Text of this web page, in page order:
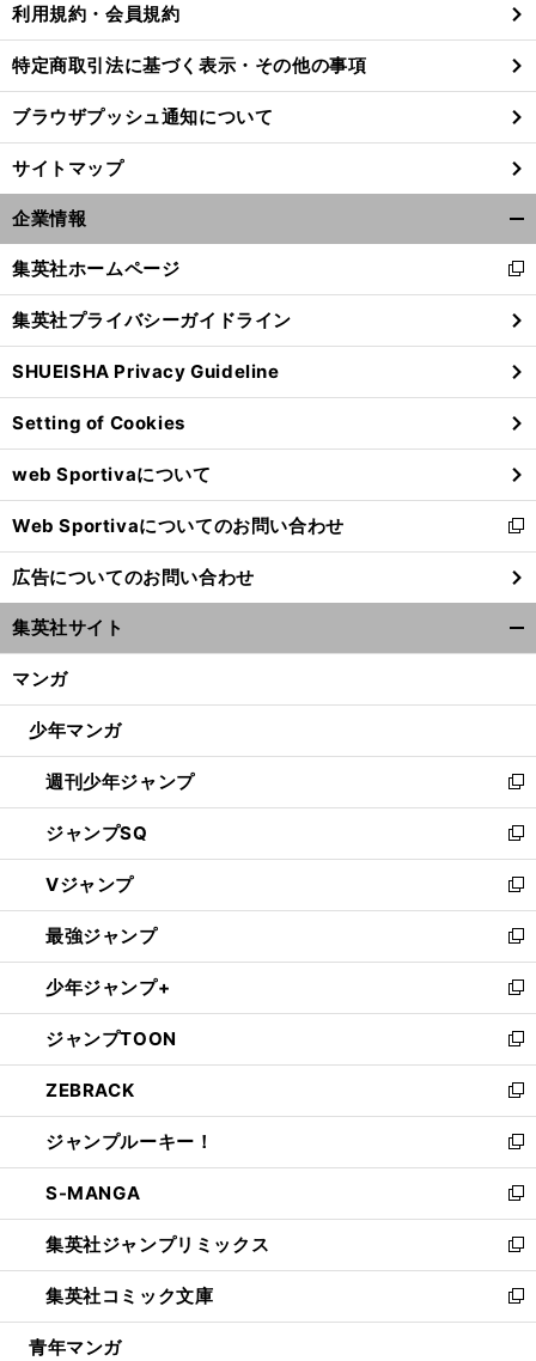
利用規約・会員規約
特定商取引法に基づく表示・その他の事項
ブラウザプッシュ通知について
サイトマップ
企業情報
閉
る
集英社ホームページ
新
し
い
ウ
ィ
ン
ド
ウ
で
開
く
集英社プライバシーガイドライン
SHUEISHA Privacy Guideline
Setting of Cookies
web Sportivaについて
Web Sportivaについてのお問い合わせ
新
し
い
ウ
ィ
ン
ウ
開
く
広告についてのお問い合わせ
集英社サイト
マンガ
少年マンガ
週刊少年ジャンプ
新
し
い
ウ
ィ
ン
ド
ウ
で
開
く
ジャンプSQ
新
し
い
ウ
ィ
ン
ド
ウ
で
開
く
Vジャンプ
新
し
い
ウ
ィ
ン
ド
ウ
で
開
く
最強ジャンプ
新
し
い
ウ
ィ
ン
ド
ウ
で
開
く
少年ジャンプ+
新
し
い
ウ
ィ
ン
ド
ウ
で
開
く
ジャンプTOON
新
し
い
ウ
ィ
ン
ド
ウ
で
開
く
ZEBRACK
新
し
い
ウ
ィ
ン
ド
ウ
で
開
ジャンプルーキー！
新
し
い
ウ
ィ
ン
ド
ウ
S-MANGA
新
し
い
ウ
ィ
ン
集英社ジャンプリミックス
新
し
い
ウ
集英社コミック文庫
新
し
青年マンガ